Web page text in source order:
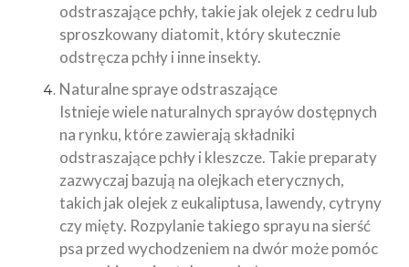
odstraszające pchły, takie jak olejek z cedru lub
sproszkowany diatomit, który skutecznie
odstręcza pchły i inne insekty.
Naturalne spraye odstraszające
Istnieje wiele naturalnych sprayów dostępnych
na rynku, które zawierają składniki
odstraszające pchły i kleszcze. Takie preparaty
zazwyczaj bazują na olejkach eterycznych,
takich jak olejek z eukaliptusa, lawendy, cytryny
czy mięty. Rozpylanie takiego sprayu na sierść
psa przed wychodzeniem na dwór może pomóc